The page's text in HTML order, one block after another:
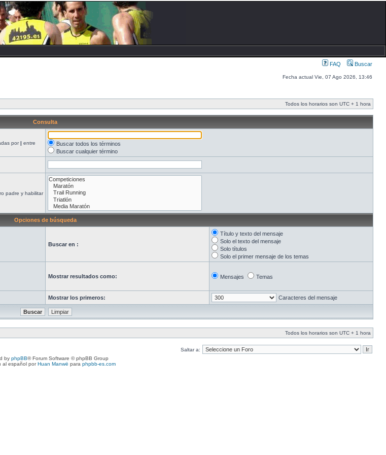
FAQ Buscar
Fecha actual Vie, 07 Ago 2026, 13:46
Todos los horarios son UTC + 1 hora
Consulta
por| entre
Buscar todos los términos
Buscar cualquier término
padre y habilitar
Opciones de búsqueda
Buscar en :
Título y texto del mensaje
Solo el texto del mensaje
Solo títulos
Solo el primer mensaje de los temas
Mostrar resultados como: Mensajes Temas
Mostrar los primeros: Caracteres del mensaje
Todos los horarios son UTC + 1 hora
Saltar a:
by phpBB® Forum Software © phpBB Group
al español porHuan Manwë para phpbb-es.com